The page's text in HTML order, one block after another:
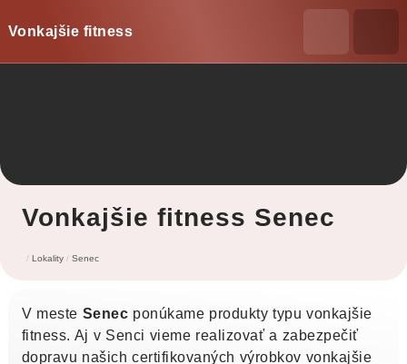
Vonkajšie fitness
Vonkajšie fitness Senec
Lokality Senec
V meste Senec ponúkame produkty typu vonkajšie
fitness. Aj v Senci vieme realizovať a zabezpečiť
dopravu našich certifikovaných výrobkov vonkajšie